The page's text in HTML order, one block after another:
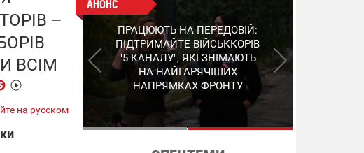
–
ВСІМ
на русском
АНОНС
КІНЕЦЬ ВОРОЖИМ
"МОЛНІЯМ" ТА FPV: ЯК
УКРАЇНСЬКИЙ STEP-3
ЗМІНЮЄ ПРАВИЛА ГРИ –
ПОДРОБИЦІ ПРО
ПЕРЕХОПЛЮВАЧ
АНОНС
ПРАЦЮЮТЬ НА ПЕРЕДОВІЙ:
ПІДТРИМАЙТЕ ВІЙСЬККОРІВ
"5 КАНАЛУ", ЯКІ ЗНІМАЮТЬ
НА НАЙГАРЯЧІШИХ
НАПРЯМКАХ ФРОНТУ